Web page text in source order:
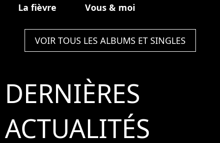
La fièvre Vous & moi
VOIR TOUS LES ALBUMS ET SINGLES
DERNIÈRES
ACTUALITÉS